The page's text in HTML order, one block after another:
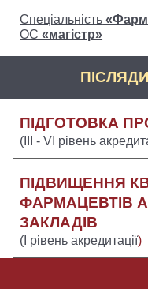
Спеціальність
ОС «магістр»
ПІДГОТОВКА
(ІII - VI рівень
ПІДВИЩЕННЯ
ФАРМАЦЕВТІВ
ЗАКЛАДІВ
(І рівень акредитації)